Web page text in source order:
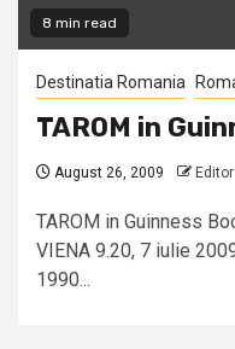
8 min read
Destinatia Romania
TAROM in
August 26, 2009 Editor
TAROM in Guinness
VIENA 9.20, 7 iulie
1990...